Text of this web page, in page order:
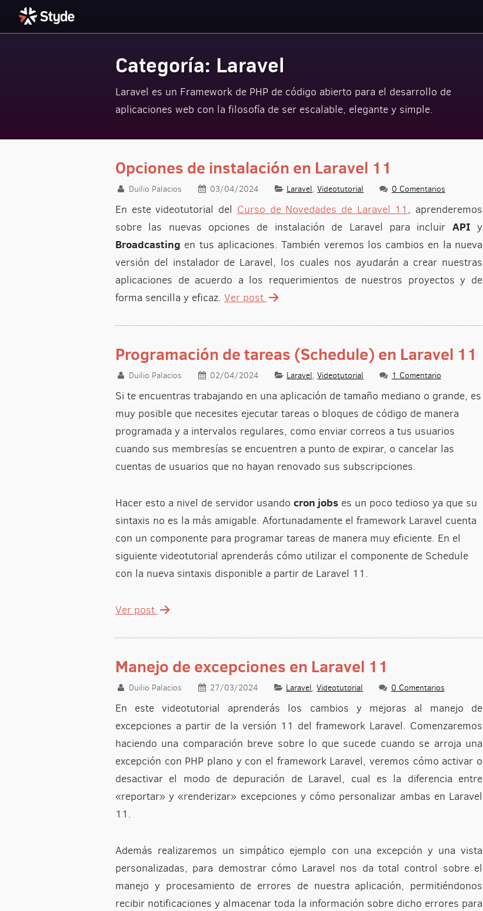
Styde.net
Categoría: Laravel
Laravel es un Framework de PHP de código abierto para el desarrollo de
aplicaciones web con la filosofía de ser escalable, elegante y simple.
Opciones de instalación en Laravel 11
Duilio Palacios 03/04/2024 Laravel,Videotutorial 0 Comentarios
En este videotutorial del Curso de Novedades de Laravel 11 , aprenderemos
sobre las nuevas opciones de instalación de Laravel para incluir API y
Broadcasting en tus aplicaciones. También veremos los cambios en la nueva
versión del instalador de Laravel, los cuales nos ayudarán a crear nuestras
aplicaciones de acuerdo a los requerimientos de nuestros proyectos y de
forma sencilla y eficaz. Ver post
Programación de tareas (Schedule) en Laravel 11
Duilio Palacios 02/04/2024 Laravel,Videotutorial 1 Comentario
Si te encuentras trabajando en una aplicación de tamaño mediano o grande, es
muy posible que necesites ejecutar tareas o bloques de código de manera
programada y a intervalos regulares, como enviar correos a tus usuarios
cuando sus membresías se encuentren a punto de expirar, o cancelar las
cuentas de usuarios que no hayan renovado sus subscripciones.
Hacer esto a nivel de servidor usando cron jobs es un poco tedioso ya que su
sintaxis no es la más amigable. Afortunadamente el framework Laravel cuenta
con un componente para programar tareas de manera muy eficiente. En el
siguiente videotutorial aprenderás cómo utilizar el componente de Schedule
con la nueva sintaxis disponible a partir de Laravel 11.
Ver post
Manejo de excepciones en Laravel 11
Duilio Palacios 27/03/2024 Laravel,Videotutorial 0 Comentarios
En este videotutorial aprenderás los cambios y mejoras al manejo de
excepciones a partir de la versión 11 del framework Laravel. Comenzaremos
haciendo una comparación breve sobre lo que sucede cuando se arroja una
excepción con PHP plano y con el framework Laravel, veremos cómo activar o
desactivar el modo de depuración de Laravel, cual es la diferencia entre
«reportar» y «renderizar» excepciones y cómo personalizar ambas en Laravel
11.
Además realizaremos un simpático ejemplo con una excepción y una vista
personalizadas, para demostrar cómo Laravel nos da total control sobre el
manejo y procesamiento de errores de nuestra aplicación, permitiéndonos
recibir notificaciones y almacenar toda la información sobre dicho errores para